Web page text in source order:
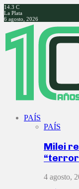
14.3 C
La Plata
6 agosto, 2026
Facebook
Twitter
Instagram
Youtube
PAÍS
PAÍS
Milei
4 agosto,